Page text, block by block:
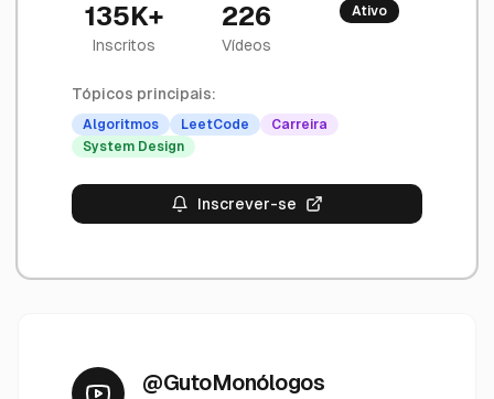
135K+
Inscritos
226
Vídeos
Ativo
Tópicos principais:
Algoritmos LeetCode
Carreira
System Design
Inscrever-se
@GutoMonólogos